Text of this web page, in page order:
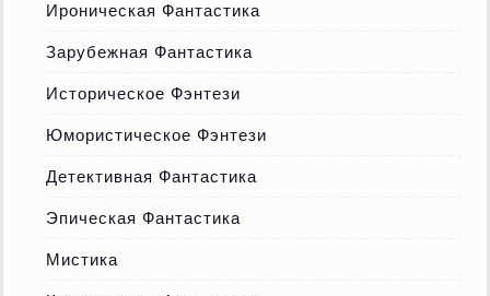
Ироническая Фантастика
Зарубежная Фантастика
Историческое Фэнтези
Юмористическое Фэнтези
Детективная Фантастика
Эпическая Фантастика
Мистика